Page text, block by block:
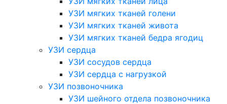
УЗИ мягких тканей голени
УЗИ мягких тканей живота
УЗИ мягких тканей бедра ягодиц
УЗИ сердца
УЗИ сосудов сердца
УЗИ сердца с нагрузкой
УЗИ позвоночника
УЗИ шейного отдела позвоночника